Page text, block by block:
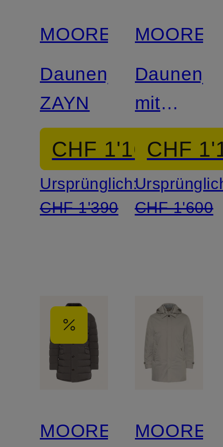
MOORER
Daunenjacke
ZAYN
CHF 1'160
Ursprünglich:
CHF 1'390
MOORER
mit
Blende
CHF
CHF 1'600
MOORER MOORER